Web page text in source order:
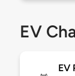
EV
EV